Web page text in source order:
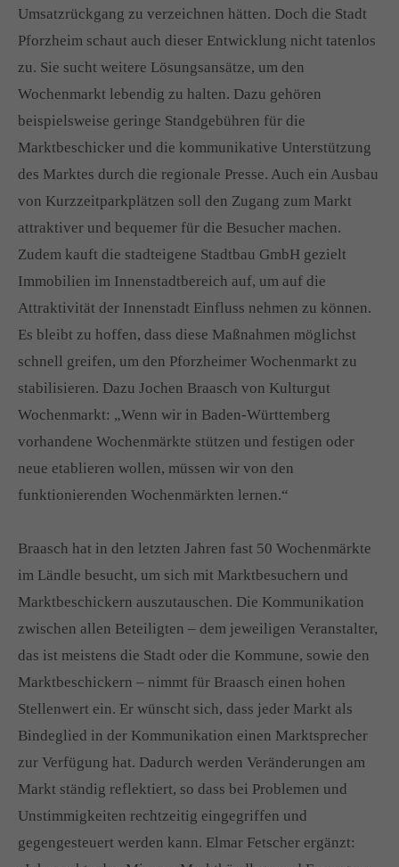
Umsatzrückgang zu verzeichnen hätten. Doch die Stadt
Pforzheim schaut auch dieser Entwicklung nicht tatenlos
zu. Sie sucht weitere Lösungsansätze, um den
Wochenmarkt lebendig zu halten. Dazu gehören
beispielsweise geringe Standgebühren für die
Marktbeschicker und die kommunikative Unterstützung
des Marktes durch die regionale Presse. Auch ein Ausbau
von Kurzzeitparkplätzen soll den Zugang zum Markt
attraktiver und bequemer für die Besucher machen.
Zudem kauft die stadteigene Stadtbau GmbH gezielt
Immobilien im Innenstadtbereich auf, um auf die
Attraktivität der Innenstadt Einfluss nehmen zu können.
Es bleibt zu hoffen, dass diese Maßnahmen möglichst
schnell greifen, um den Pforzheimer Wochenmarkt zu
stabilisieren. Dazu Jochen Braasch von Kulturgut
Wochenmarkt: „Wenn wir in Baden-Württemberg
vorhandene Wochenmärkte stützen und festigen oder
neue etablieren wollen, müssen wir von den
funktionierenden Wochenmärkten lernen.“
Braasch hat in den letzten Jahren fast 50 Wochenmärkte
im Ländle besucht, um sich mit Marktbesuchern und
Marktbeschickern auszutauschen. Die Kommunikation
zwischen allen Beteiligten – dem jeweiligen Veranstalter,
das ist meistens die Stadt oder die Kommune, sowie den
Marktbeschickern – nimmt für Braasch einen hohen
Stellenwert ein. Er wünscht sich, dass jeder Markt als
Bindeglied in der Kommunikation einen Marktsprecher
zur Verfügung hat. Dadurch werden Veränderungen am
Markt ständig reflektiert, so dass bei Problemen und
Unstimmigkeiten rechtzeitig eingegriffen und
gegengesteuert werden kann. Elmar Fetscher ergänzt: